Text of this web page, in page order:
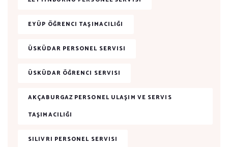
EYÜP ÖĞRENCI TAŞIMACILIĞI
ÜSKÜDAR PERSONEL SERVISI
ÜSKÜDAR ÖĞRENCI SERVISI
AKÇABURGAZ PERSONEL ULAŞIM VE SERVIS
TAŞIMACILIĞI
SILIVRI PERSONEL SERVISI